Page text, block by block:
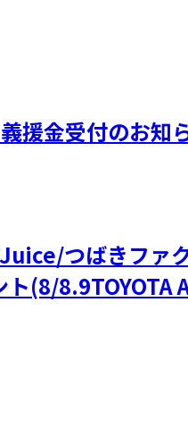
援金受付のお知
つばきファ
(8/8.9TOYOTA